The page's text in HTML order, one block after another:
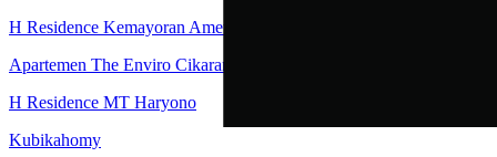
H Residence Kemayoran Amethyst Tower
Apartemen The Enviro Cikarang
H Residence MT Haryono
Kubikahomy